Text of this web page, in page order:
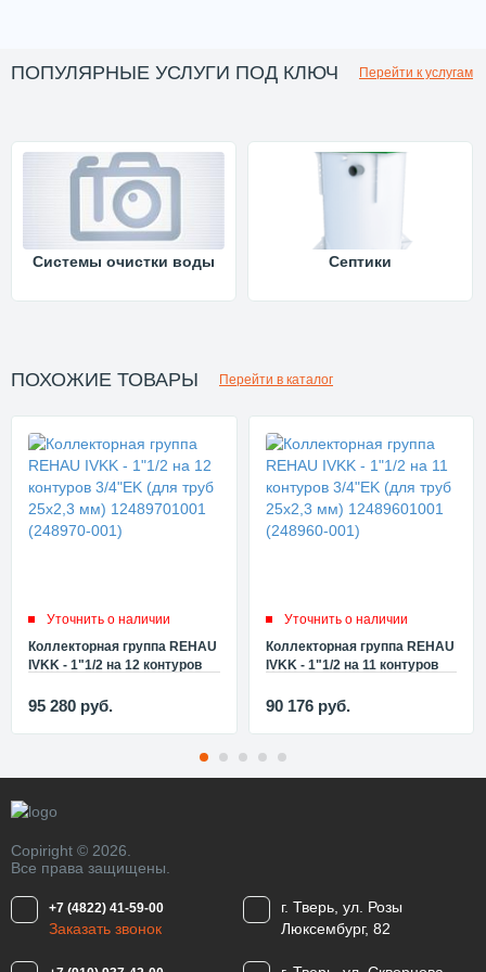
ПОПУЛЯРНЫЕ УСЛУГИ ПОД КЛЮЧ Перейти к услугам
Системы очистки воды Септики
ПОХОЖИЕ ТОВАРЫ Перейти в каталог
Уточнить о наличии
Коллекторная группа REHAU
IVKK - 1"1/2 на 12 контуров
12489701001 (248970-001)
95 280 руб.
Уточнить о наличии
Коллекторная группа REHAU
IVKK - 1"1/2 на 11 контуров
12489601001 (248960-001)
90 176 руб.
Copiright © 2026.
Все права защищены.
+7 (4822) 41-59-00
Заказать звонок
г. Тверь, ул. Розы
Люксембург, 82